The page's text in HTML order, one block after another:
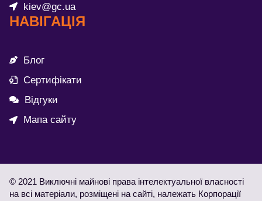
kiev@gc.ua
НАВІГАЦІЯ
Блог
Сертифікати
Відгуки
Мапа сайту
© 2021 Виключні майнові права інтелектуальної власності
на всі матеріали, розміщені на сайті, належать Корпорації